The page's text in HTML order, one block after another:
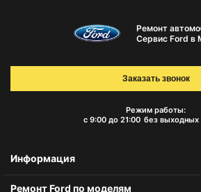
Ремонт
Сервис Ford в
Режим работы:
с 9:00 до 21:00 без выходных
Заказать звонок
Информация
Ремонт Ford по моделям